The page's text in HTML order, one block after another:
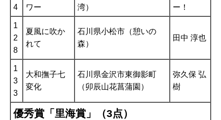
4
ワー
湾）
ー！
1
2
8
夏風に吹か
れて
石川県小松市（憩いの
森）
田中 淳也
1
3
3
大和撫子七
変化
石川県金沢市東御影町
（卯辰山花菖蒲園）
弥久保 弘
樹
優秀賞「里海賞」（3点）